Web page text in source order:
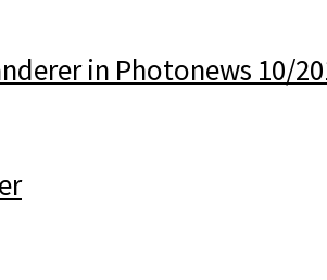
in Photonews 10/